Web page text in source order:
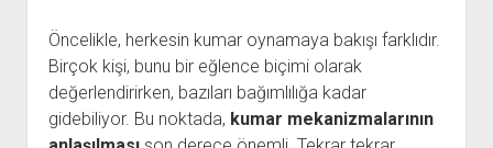
Öncelikle, herkesin kumar oynamaya bakışı farklıdır.
Birçok kişi, bunu bir eğlence biçimi olarak
değerlendirirken, bazıları bağımlılığa kadar
gidebiliyor. Bu noktada, kumar mekanizmalarının